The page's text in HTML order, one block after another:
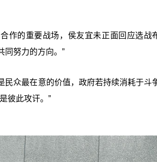
作的重要战场，侯友宜未正面回应选战
同努力的方向。”
民众最在意的价值，政府若持续消耗于
彼此攻讦。”